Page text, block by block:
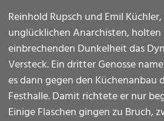
Reinhold Rupsch und Emil
unglücklichen Anarchisten, holten
einbrechenden Dunkelheit das
Versteck. Ein dritter Genosse
es dann gegen den Küchenanbau
Festhalle. Damit richtete er nur
Einige Flaschen gingen zu Bruch,